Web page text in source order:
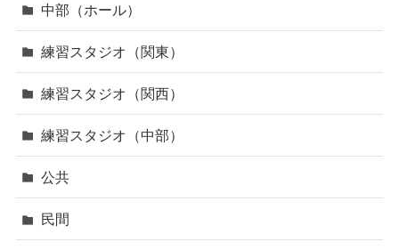
中部（ホール）
練習スタジオ（関東）
練習スタジオ（関西）
練習スタジオ（中部）
公共
民間